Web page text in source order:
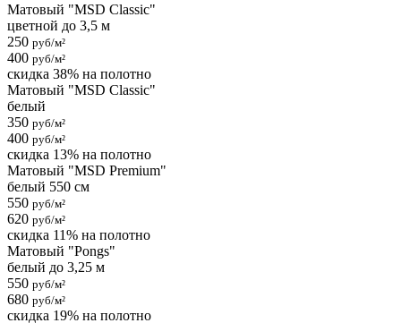
Матовый "MSD Classic"
цветной до 3,5 м
250 руб/м²
400 руб/м²
скидка 38% на полотно
Матовый "MSD Classic"
белый
350 руб/м²
400 руб/м²
скидка 13% на полотно
Матовый "MSD Premium"
белый 550 см
550 руб/м²
620 руб/м²
скидка 11% на полотно
Матовый "Pongs"
белый до 3,25 м
550 руб/м²
680 руб/м²
скидка 19% на полотно